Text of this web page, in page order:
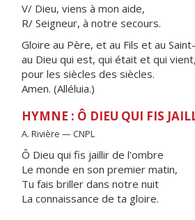
V/ Dieu, viens à mon aide,
R/ Seigneur, à notre secours.
Gloire au Père, et au Fils et au
au Dieu qui est, qui était et qui vient,
pour les siècles des siècles.
Amen. (Alléluia.)
HYMNE : Ô DIEU QUI FIS
A. Rivière — CNPL
Ô Dieu qui fis jaillir de l'ombre
Le monde en son premier matin,
Tu fais briller dans notre nuit
La connaissance de ta gloire.